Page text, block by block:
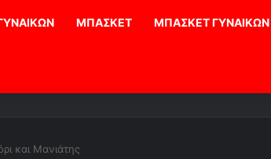
ΜΠΑΣΚΕΤ ΜΠΑΣΚΕΤ ΓΥΝΑΙΚΩΝ
και Μανιάτης